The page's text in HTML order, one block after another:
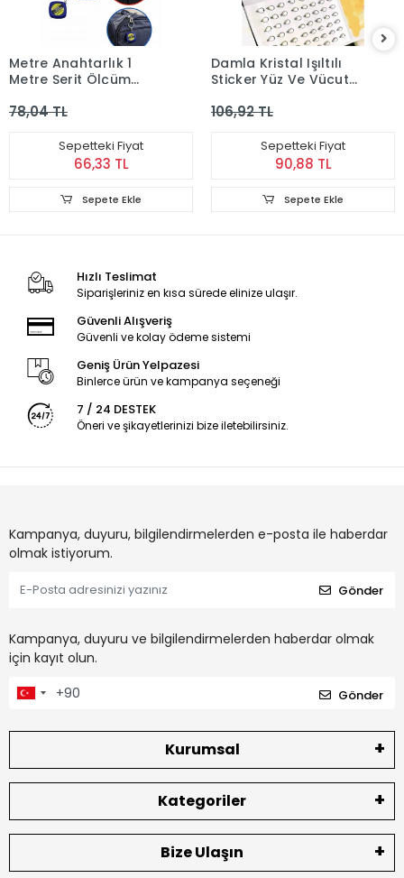
Metre Anahtarlık 1
Metre Şerit Ölçüm
Taşınabilir Metre
78,04 TL
Sepetteki Fiyat
66,33 TL
Sepete Ekle
Damla Kristal Işıltılı
Sticker Yüz Ve Vücut
)
106,92 TL
Sepetteki Fiyat
90,88 TL
Sepete Ekle
Hızlı Teslimat
Siparişleriniz en kısa sürede elinize ulaşır.
Güvenli Alışveriş
Güvenli ve kolay ödeme sistemi
Geniş Ürün Yelpazesi
Binlerce ürün ve kampanya seçeneği
7 / 24 DESTEK
Öneri ve şikayetlerinizi bize iletebilirsiniz.
Kampanya, duyuru, bilgilendirmelerden e-posta ile haberdar
olmak istiyorum.
Gönder
Kampanya, duyuru ve bilgilendirmelerden haberdar olmak
için kayıt olun.
Gönder
Kurumsal
Kategoriler
Bize Ulaşın